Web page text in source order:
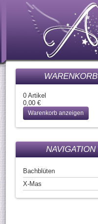
WARENKORB
0 Artikel
0,00 €
Warenkorb anzeigen
NAVIGATION
Bachblüten
X-Mas